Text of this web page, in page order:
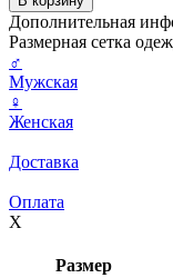
Дополнительная
Размерная сетка
♂
Мужская
♀
Женская
Доставка
Оплата
X
Размер